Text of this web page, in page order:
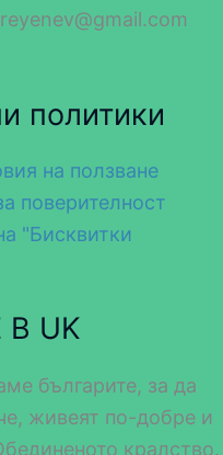
политики
на ползване
поверителност
"Бисквитки
В UK
българите, за да
живеят по-добре и
кралство.